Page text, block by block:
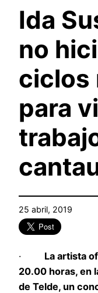
Ida
no
ciclos
para
25 abril, 2019
· La artista
20.00 horas, en
de Telde, un